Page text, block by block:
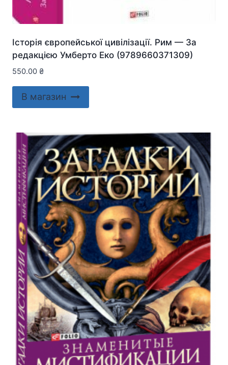
Історія європейської цивілізації. Рим — За
редакцією Умберто Еко (9789660371309)
550.00 ₴
В магазин